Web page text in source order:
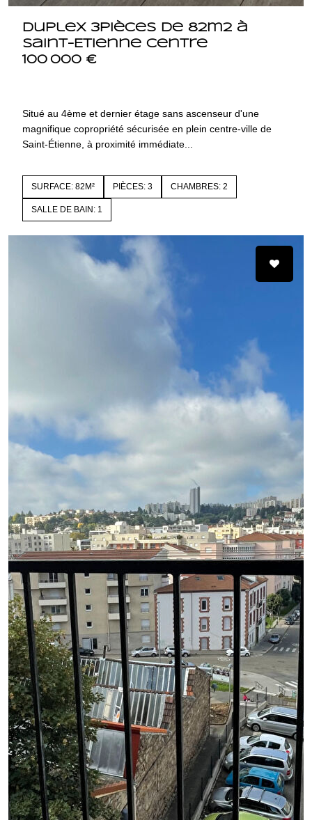
Duplex 3pièces de 82m2 à
Saint-Etienne centre
100 000 €
Situé au 4ème et dernier étage sans ascenseur d'une
magnifique copropriété sécurisée en plein centre-ville de
Saint-Étienne, à proximité immédiate...
SURFACE: 82M² PIÈCES: 3 CHAMBRES: 2
SALLE DE BAIN: 1